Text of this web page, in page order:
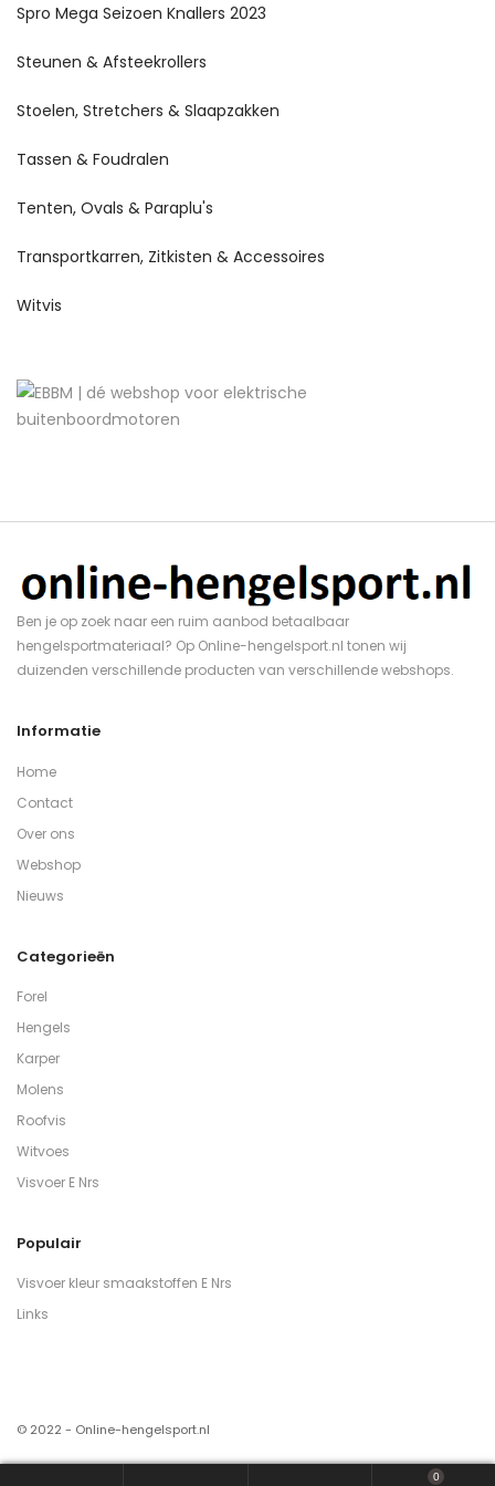
Spro Mega Seizoen Knallers 2023
Steunen & Afsteekrollers
Stoelen, Stretchers & Slaapzakken
Tassen & Foudralen
Tenten, Ovals & Paraplu's
Transportkarren, Zitkisten & Accessoires
Witvis
Ben je op zoek naar een ruim aanbod betaalbaar
hengelsportmateriaal? Op Online-hengelsport.nl tonen wij
duizenden verschillende producten van verschillende webshops.
Informatie
Home
Contact
Over ons
Webshop
Nieuws
Categorieën
Forel
Hengels
Karper
Molens
Roofvis
Witvoes
Visvoer E Nrs
Populair
Visvoer kleur smaakstoffen E Nrs
Links
© 2022 - Online-hengelsport.nl
0